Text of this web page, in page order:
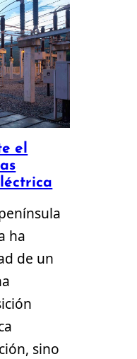
el
ha
de un
sino